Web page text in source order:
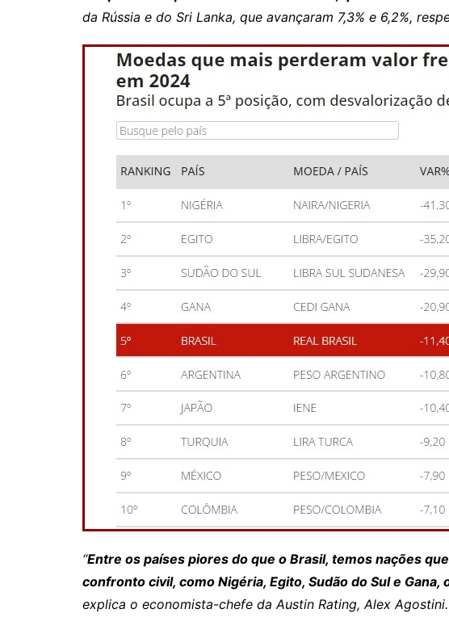
da Rússia e do Sri Lanka, que avançaram 7,3% e 6,2%,
“Entre os países piores do que o Brasil, temos nações
confronto civil, como Nigéria, Egito, Sudão do Sul e
explica o economista-chefe da Austin Rating, Alex Agostini.